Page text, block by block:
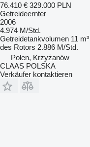
76.410 € 329.000 PLN
Getreideernter
2006
4.974 M/Std.
Getreidetankvolumen 11 m³
des Rotors 2.886 M/Std.
Polen, Krzyżanów
CLAAS POLSKA
Verkäufer kontaktieren